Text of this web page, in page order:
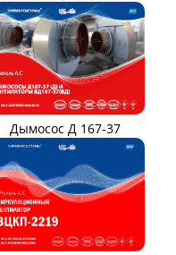
главного
Установки УВЦГ
МАШИНЫ